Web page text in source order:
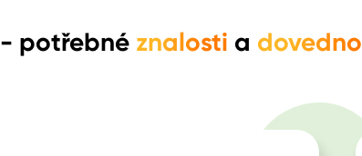
- potřebné znalosti a